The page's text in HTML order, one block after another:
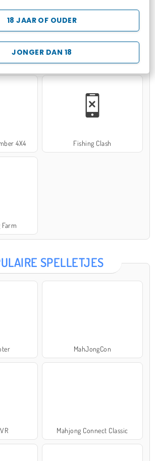
JONGER DAN 18
18 JAAR OF OUDER
Game Potion Sort
4X4 Fishing Clash
Farm
SPELLETJES
MahJongCon
Mahjong Connect Classic